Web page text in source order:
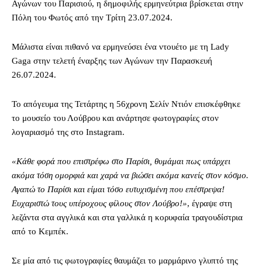
Αγώνων του Παρισιού, η δημοφιλής ερμηνεύτρια βρίσκεται στην
Πόλη του Φωτός από την Τρίτη 23.07.2024.
Μάλιστα είναι πιθανό να ερμηνεύσει ένα ντουέτο με τη Lady
Gaga στην τελετή έναρξης των Αγώνων την Παρασκευή
26.07.2024.
Το απόγευμα της Τετάρτης η 56χρονη Σελίν Ντιόν επισκέφθηκε
το μουσείο του Λούβρου και ανάρτησε φωτογραφίες στον
λογαριασμό της στο Instagram.
«Κάθε φορά που επιστρέφω στο Παρίσι, θυμάμαι πως υπάρχει
ακόμα τόση ομορφιά και χαρά να βιώσει ακόμα κανείς στον κόσμο.
Αγαπώ το Παρίσι και είμαι τόσο ευτυχισμένη που επέστρεψα!
Ευχαριστώ τους υπέροχους φίλους στον Λούβρο!», έγραψε στη
λεζάντα στα αγγλικά και στα γαλλικά η κορυφαία τραγουδίστρια
από το Κεμπέκ.
Σε μία από τις φωτογραφίες θαυμάζει το μαρμάρινο γλυπτό της